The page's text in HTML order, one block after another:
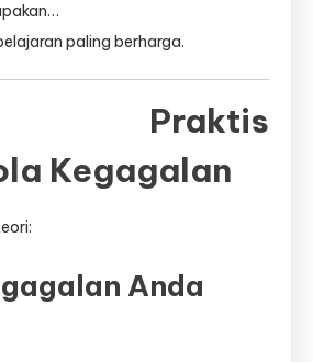
paling berharga.
Praktis
Kegagalan
Anda